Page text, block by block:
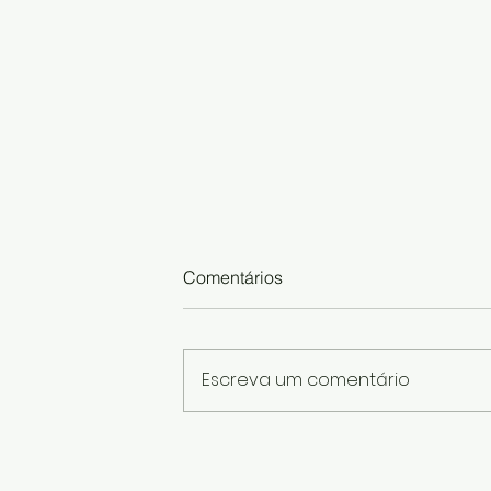
Comentários
Escreva um comentário